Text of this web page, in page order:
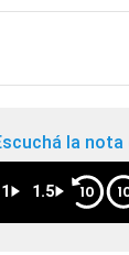
la
1 1.5 10